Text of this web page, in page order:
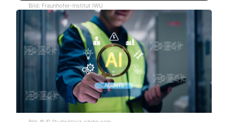
Bild: Fraunhofer-Institut IWU